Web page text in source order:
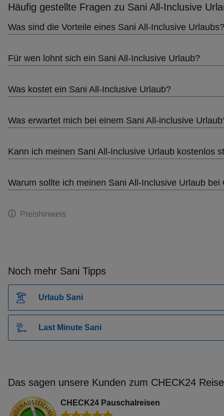
Häufig gestellte Fragen zu Sani All-Inclusive
Was sind die Vorteile eines Sani All-Inclusive Urlaubs?
Für wen lohnt sich ein Sani All-Inclusive Urlaub?
Was kostet ein Sani All-Inclusive Urlaub?
Was erwartet mich bei einem Sani All-inclusive
Kann ich meinen Sani All-Inclusive Urlaub kostenlos
Warum sollte ich meinen Sani All-Inclusive Urlaub bei
Preishinweis
Noch mehr Sani Tipps
Urlaub Sani
Last Minute Sani
Das sagen unsere Kunden zum CHECK24
CHECK24 Pauschalreisen